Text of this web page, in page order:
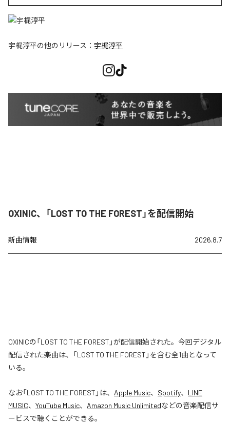
宇梶淳平の他のリリース： 宇梶淳平
OXINIC、「LOST TO THE FOREST」を配信開始
新曲情報 2026.8.7
OXINICの「LOST TO THE FOREST」が配信開始された。今回デジタル
配信された楽曲は、「LOST TO THE FOREST」を含む全1曲となって
いる。
なお「LOST TO THE FOREST 」は、 Apple Music、 Spotify、 LINE
MUSIC、 YouTube Music、 Amazon Music Unlimitedなどの音楽配信サ
ービスで聴くことができる。